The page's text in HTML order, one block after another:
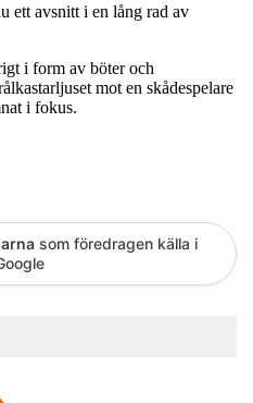
ett avsnitt i en lång rad av
i form av böter och
mot en skådespelare
i fokus.
som föredragen källa i